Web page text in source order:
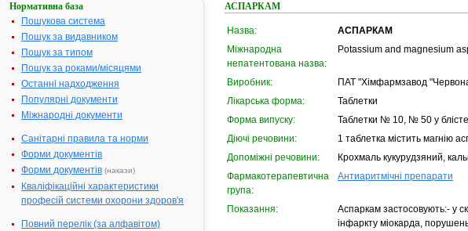
Нормативна база
Пошукова система
Пошук за видавником
Пошук за типом
Пошук за роками/місяцями
Останні надходження
Популярні документи
Міжнародні документи
Санітарні правила та норми
Форми документів
Форми документів (накази)
Кваліфікаційні характеристики
професій системи охорони здоров'я
Повний перелік (за алфавітом)
АСПАРКАМ
Назва:
АСПАРКАМ
Міжнародна
непатентована назва:
Potassium and magnesium
Виробник:
ПАТ "Хімфармзавод "Червона
Лікарська форма:
Таблетки
Форма випуску:
Таблетки № 10, № 50 у
Діючі речовини:
1 таблетка містить магнію
Допоміжні речовини:
Крохмаль кукурудзяний,
Фармакотерапевтична
група:
Антиаритмічні препарати
Показання:
Аспаркам застосовують:- у
інфаркту міокарда,